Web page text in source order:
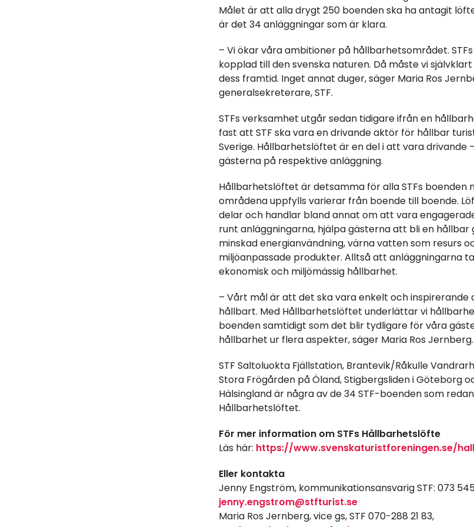
Målet är att alla drygt 250 boenden ska ha antagit
är det 34 anläggningar som är klara.
– Vi ökar våra ambitioner på hållbarhetsområdet.
kopplad till den svenska naturen. Då måste vi
dess framtid. Inget annat duger, säger Maria Ros
generalsekreterare, STF.
STFs verksamhet utgår sedan tidigare ifrån en
fast att STF ska vara en drivande aktör för hållbar
Sverige. Hållbarhetslöftet är en del i att vara drivande
gästerna på respektive anläggning.
Hållbarhetslöftet är detsamma för alla STFs boenden
områdena uppfylls varierar från boende till boende.
delar och handlar bland annat om att vara
runt anläggningarna, hjälpa gästerna att bli en hållbar
minskad energianvändning, värna vatten som resurs
miljöanpassade produkter. Alltså att anläggningarna
ekonomisk och miljömässig hållbarhet.
– Vårt mål är att det ska vara enkelt och inspirerande
hållbart. Med Hållbarhetslöftet underlättar vi
boenden samtidigt som det blir tydligare för våra
hållbarhet ur flera aspekter, säger Maria Ros Jernberg.
STF Saltoluokta Fjällstation, Brantevik/Råkulle
Stora Frögården på Öland, Stigbergsliden i Göteborg
Hälsingland är några av de 34 STF-boenden som
Hållbarhetslöftet.
För mer information om STFs Hållbarhetslöfte
Läs här: https://www.svenskaturistforeningen.se/
Eller kontakta
Jenny Engström, kommunikationsansvarig STF: 073
jenny.engstrom@stfturist.se
Maria Ros Jernberg, vice gs, STF 070-288 21 83,